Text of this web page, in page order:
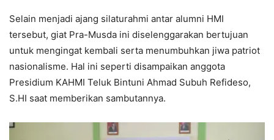
Selain menjadi ajang silaturahmi antar alumni HMI
tersebut, giat Pra-Musda ini diselenggarakan bertujuan
untuk mengingat kembali serta menumbuhkan jiwa patriot
nasionalisme. Hal ini seperti disampaikan anggota
Presidium KAHMI Teluk Bintuni Ahmad Subuh Refideso,
S.HI saat memberikan sambutannya.